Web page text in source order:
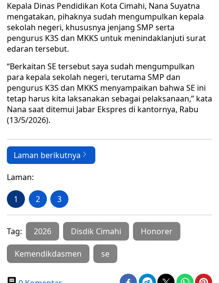
Kepala Dinas Pendidikan Kota Cimahi, Nana Suyatna
mengatakan, pihaknya sudah mengumpulkan kepala
sekolah negeri, khususnya jenjang SMP serta
pengurus K3S dan MKKS untuk menindaklanjuti surat
edaran tersebut.
“Berkaitan SE tersebut saya sudah mengumpulkan
para kepala sekolah negeri, terutama SMP dan
pengurus K3S dan MKKS menyampaikan bahwa SE ini
tetap harus kita laksanakan sebagai pelaksanaan,” kata
Nana saat ditemui Jabar Ekspres di kantornya, Rabu
(13/5/2026).
Laman berikutnya
Laman:
1 2 3
Tag: 2026 Disdik Cimahi Honorer
Kemendikdasmen se